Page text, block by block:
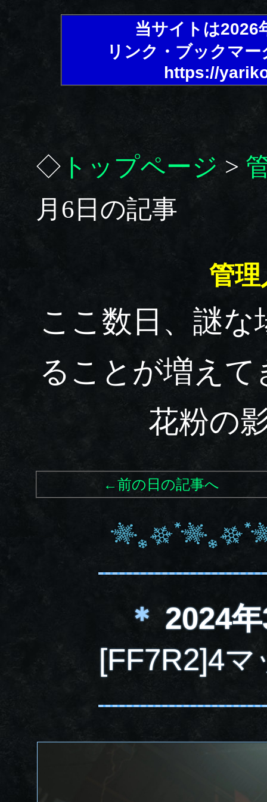
当サイトは2026
リンク・ブックマ
https://
◇ トップページ >
月6日の記事
管理
ここ数日、謎
ることが増え
花粉の
←前の日の記事へ
＊ 2024
[FF7R2]4